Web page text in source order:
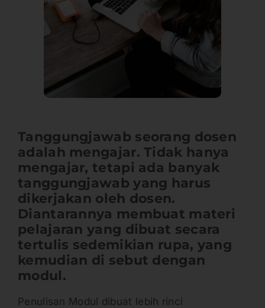
Tanggungjawab seorang dosen
adalah mengajar. Tidak hanya
mengajar, tetapi ada banyak
tanggungjawab yang harus
dikerjakan oleh dosen.
Diantarannya membuat materi
pelajaran yang dibuat secara
tertulis sedemikian rupa, yang
kemudian di sebut dengan
modul.
Penulisan Modul dibuat lebih rinci